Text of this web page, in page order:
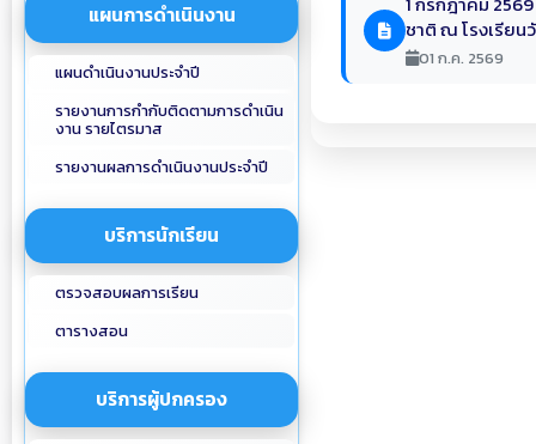
แผนการดำเนินงาน
แผนดำเนินงานประจำปี
รายงานการกำกับติดตามการดำเนิน
งาน รายไตรมาส
รายงานผลการดำเนินงานประจำปี
บริการนักเรียน
ตรวจสอบผลการเรียน
ตารางสอน
บริการผู้ปกครอง
ชาติ ณ โรงเรียน
01 ก.ค. 2569